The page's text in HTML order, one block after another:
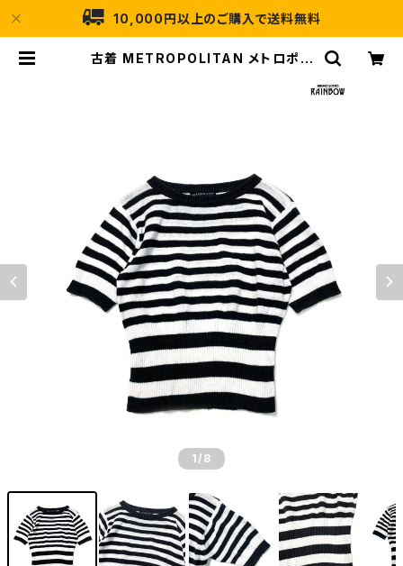
10,000円以上のご購入で送料無料
古着 METROPOLITAN メトロポリ
1 /8